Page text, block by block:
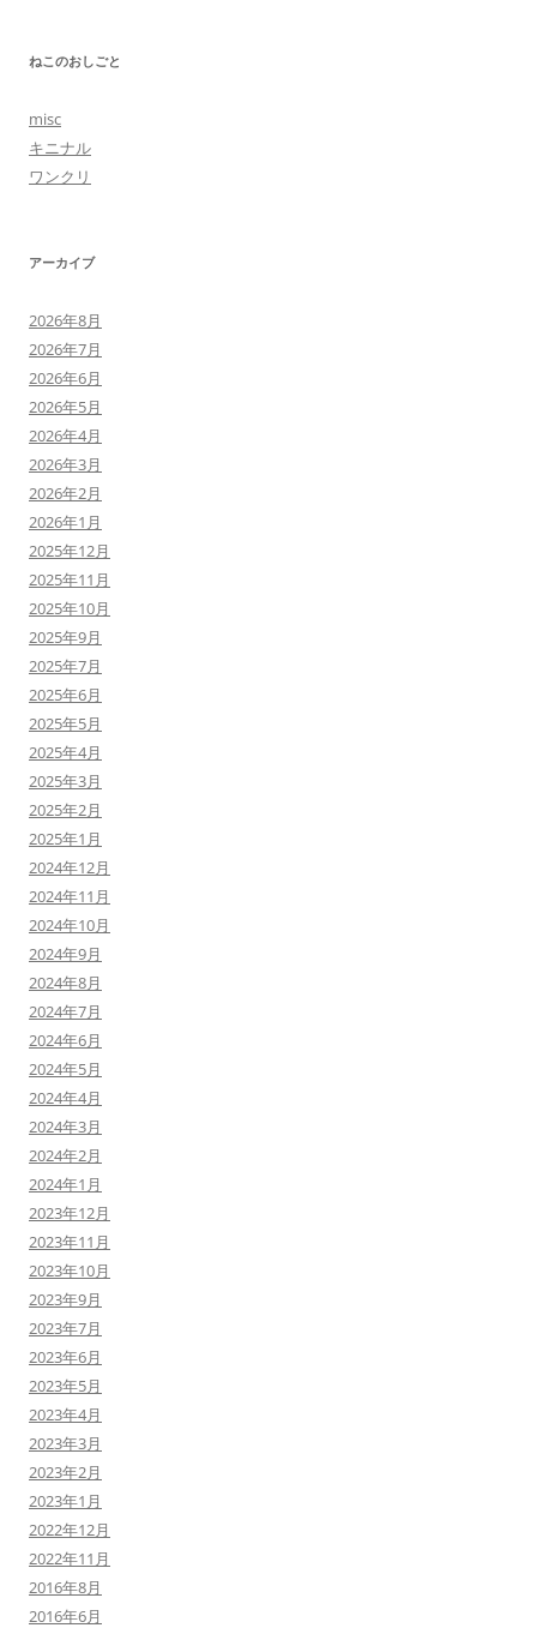
ねこのおしごと
misc
キニナル
ワンクリ
アーカイブ
2026年8月
2026年7月
2026年6月
2026年5月
2026年4月
2026年3月
2026年2月
2026年1月
2025年12月
2025年11月
2025年10月
2025年9月
2025年7月
2025年6月
2025年5月
2025年4月
2025年3月
2025年2月
2025年1月
2024年12月
2024年11月
2024年10月
2024年9月
2024年8月
2024年7月
2024年6月
2024年5月
2024年4月
2024年3月
2024年2月
2024年1月
2023年12月
2023年11月
2023年10月
2023年9月
2023年7月
2023年6月
2023年5月
2023年4月
2023年3月
2023年2月
2023年1月
2022年12月
2022年11月
2016年8月
2016年6月